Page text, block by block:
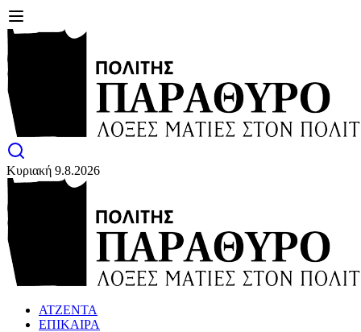
Κυριακή 9.8.2026
ΑΤΖΕΝΤΑ
ΕΠΙΚΑΙΡΑ